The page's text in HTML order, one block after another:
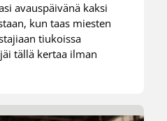
avauspäivänä kaksi
kun taas miesten
tiukoissa
tällä kertaa ilman